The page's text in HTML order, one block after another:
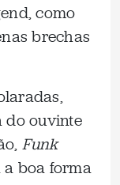
como
brechas
do ouvinte
Funk
boa forma